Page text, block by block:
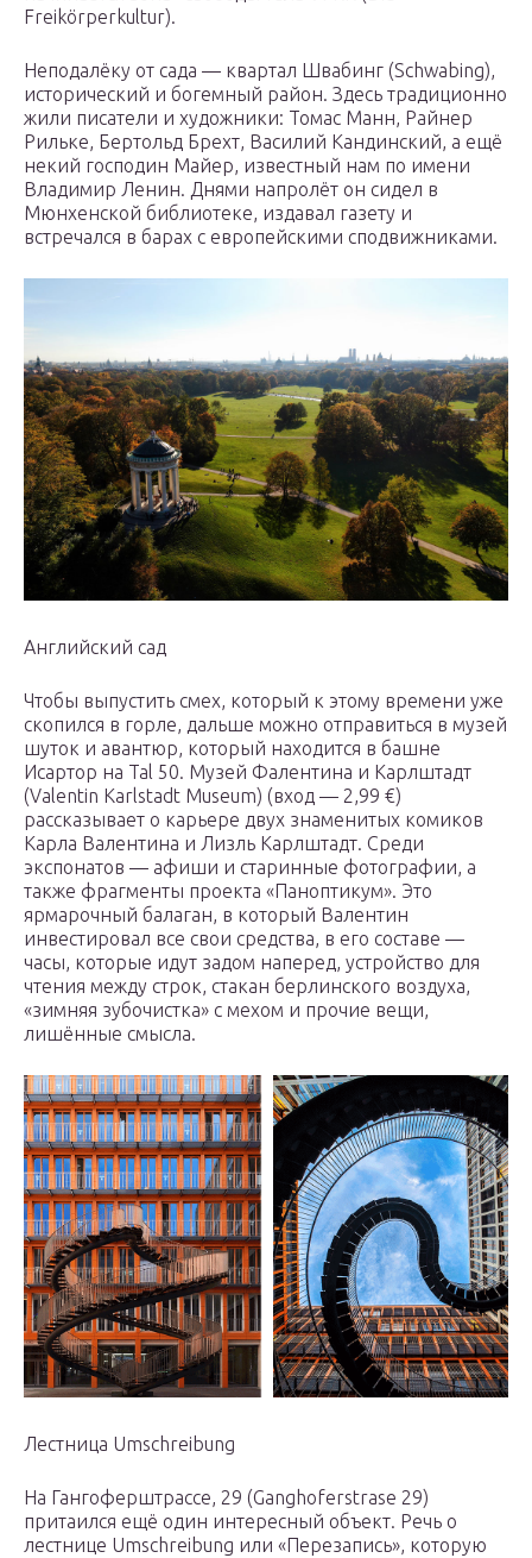
Freikörperkultur).
Неподалёку от сада — квартал Швабинг (Schwabing),
исторический и богемный район. Здесь традиционно
жили писатели и художники: Томас Манн, Райнер
Рильке, Бертольд Брехт, Василий Кандинский, а ещё
некий господин Майер, известный нам по имени
Владимир Ленин. Днями напролёт он сидел в
Мюнхенской библиотеке, издавал газету и
встречался в барах с европейскими сподвижниками.
Английский сад
Чтобы выпустить смех, который к этому времени уже
скопился в горле, дальше можно отправиться в музей
шуток и авантюр, который находится в башне
Исартор на Tal 50. Музей Фалентина и Карлштадт
(Valentin Karlstadt Museum) (вход — 2,99 €)
рассказывает о карьере двух знаменитых комиков
Карла Валентина и Лизль Карлштадт. Среди
экспонатов — афиши и старинные фотографии, а
также фрагменты проекта «Паноптикум». Это
ярмарочный балаган, в который Валентин
инвестировал все свои средства, в его составе —
часы, которые идут задом наперед, устройство для
чтения между строк, стакан берлинского воздуха,
«зимняя зубочистка» с мехом и прочие вещи,
лишённые смысла.
Лестница Umschreibung
На Гангоферштрассе, 29 (Ganghoferstrase 29)
притаился ещё один интересный объект. Речь о
лестнице Umschreibung или «Перезапись», которую